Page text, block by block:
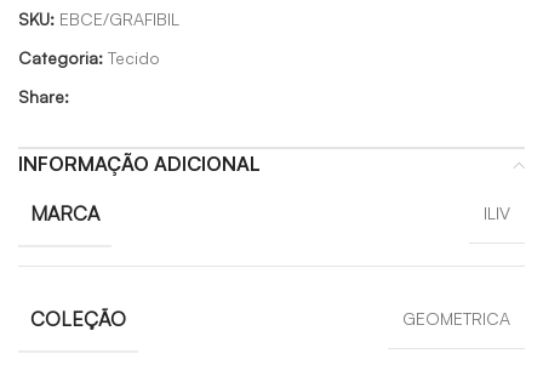
SKU: EBCE/GRAFIBIL
Categoria: Tecido
Share:
INFORMAÇÃO ADICIONAL
MARCA ILIV
COLEÇÃO GEOMETRICA